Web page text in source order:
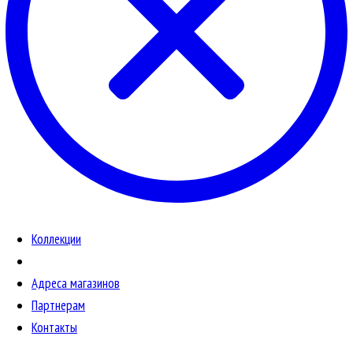
Коллекции
Адреса магазинов
Партнерам
Контакты